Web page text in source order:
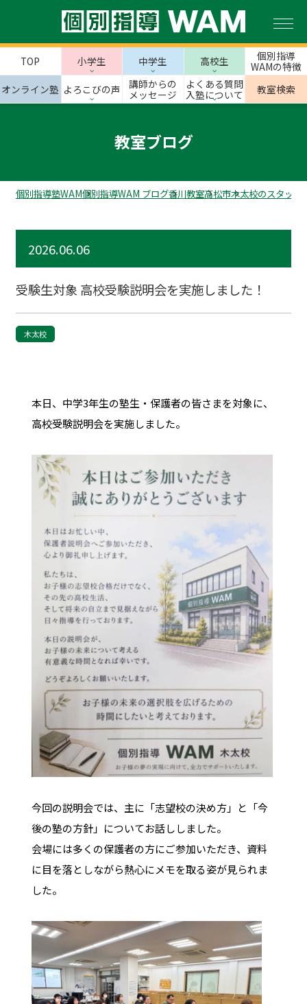
TOP 小学生 中学生 高校生
個別指導
WAMの特徴
オンライン塾 よろこびの声
講師からの
メッセージ
よくある質問
入塾について
教室検索
教室ブログ
個別指導塾WAM個別指導WAM ブログ香川教室高松市木太校のスタッフ
2026.06.06
受験生対象 高校受験説明会を実施しました！
木太校
本日、中学3年生の塾生・保護者の皆さまを対象に、
高校受験説明会を実施しました。
今回の説明会では、主に「志望校の決め方」と「今
後の塾の方針」についてお話ししました。
会場には多くの保護者の方にご参加いただき、資料
に目を落としながら熱心にメモを取る姿が見られま
した。